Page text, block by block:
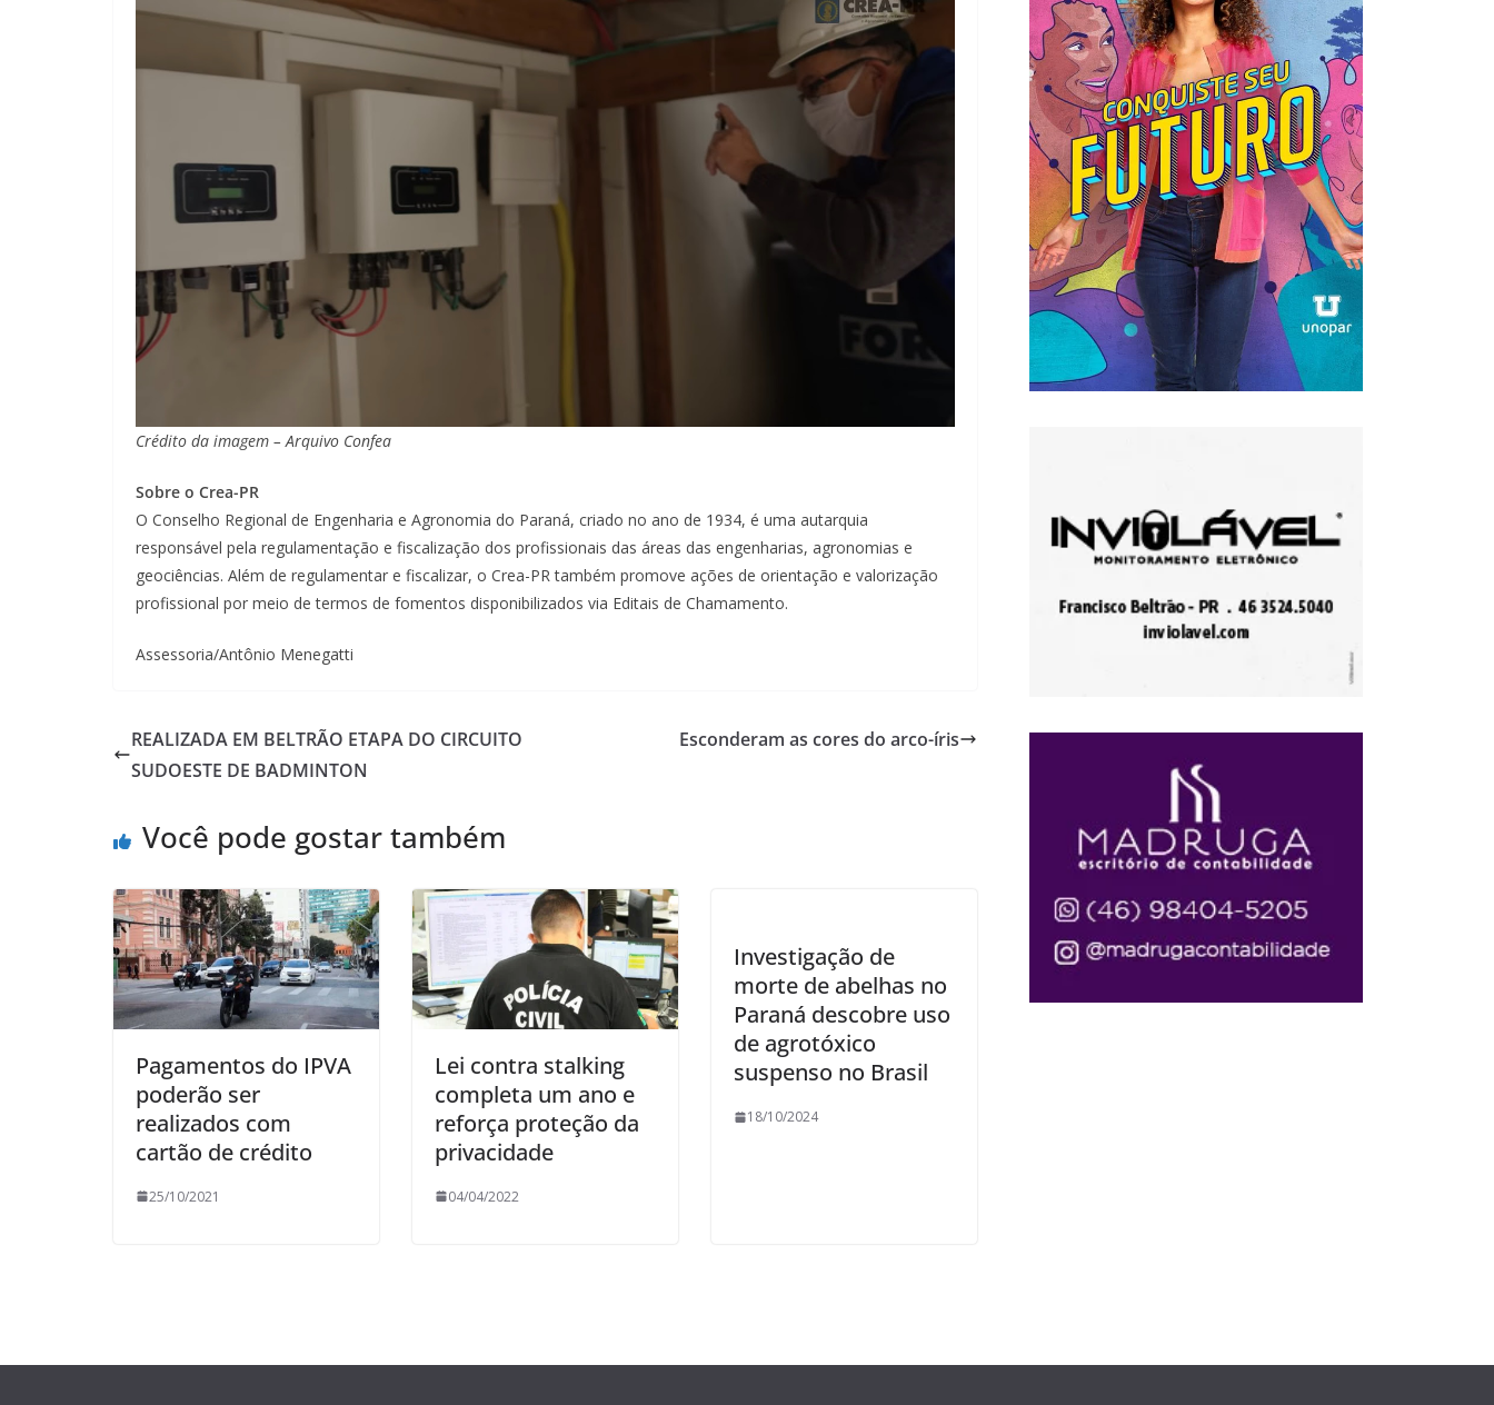
Crédito da imagem – Arquivo Confea
Sobre o Crea-PR
O Conselho Regional de Engenharia e Agronomia do Paraná, criado no ano de 1934, é uma autarquia
responsável pela regulamentação e fiscalização dos profissionais das áreas das engenharias, agronomias e
geociências. Além de regulamentar e fiscalizar, o Crea-PR também promove ações de orientação e valorização
profissional por meio de termos de fomentos disponibilizados via Editais de Chamamento.
Assessoria/Antônio Menegatti
REALIZADA EM BELTRÃO ETAPA DO CIRCUITO
SUDOESTE DE BADMINTON
Esconderam as cores do arco-íris
Você pode gostar também
Pagamentos do IPVA
poderão ser
realizados com
cartão de crédito
25/10/2021
Lei contra stalking
completa um ano e
reforça proteção da
privacidade
04/04/2022
Investigação de
morte de abelhas no
Paraná descobre uso
de agrotóxico
suspenso no Brasil
18/10/2024